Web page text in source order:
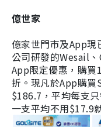
億世家
億家世門市及App現
公司研發的Wesail
App限定優惠，購買
折。現凡於App購
$186.7，平均每支
一支平均不用$17.9